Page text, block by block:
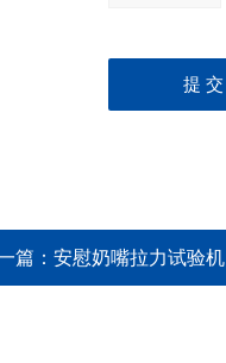
篇： 安慰奶嘴拉力试验机